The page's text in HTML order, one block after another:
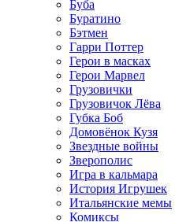
Буба
Буратино
Бэтмен
Гарри Поттер
Герои в масках
Герои Марвел
Грузовички
Грузовичок Лёва
Губка Боб
Домовёнок Кузя
Звездные войны
Зверополис
Игра в кальмара
История Игрушек
Итальянские мемы
Комиксы